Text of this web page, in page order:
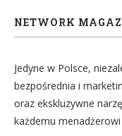
NETWORK
Jedyne w Polsce,
bezpośrednia i
oraz ekskluzywne
każdemu